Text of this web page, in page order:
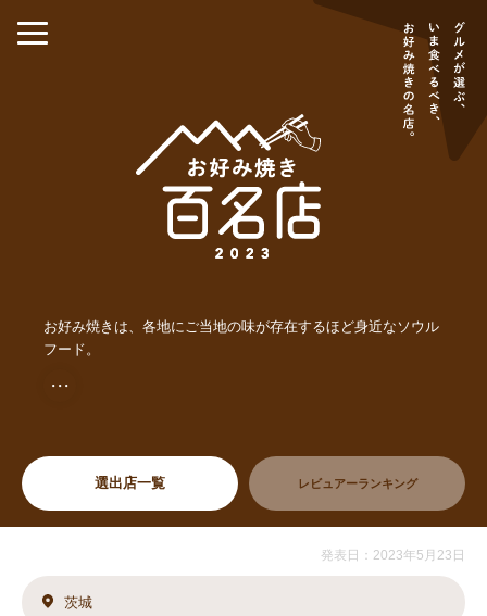
お好み焼きは、各地にご当地の味が存在するほど身近なソウル
フード。
・・・
選出店一覧 レビュアーランキング
発表日：2023年5月23日
茨城